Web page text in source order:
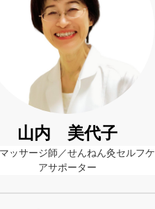
山内 美代子
ッサージ師／せんねん灸セルフケ
アサポーター